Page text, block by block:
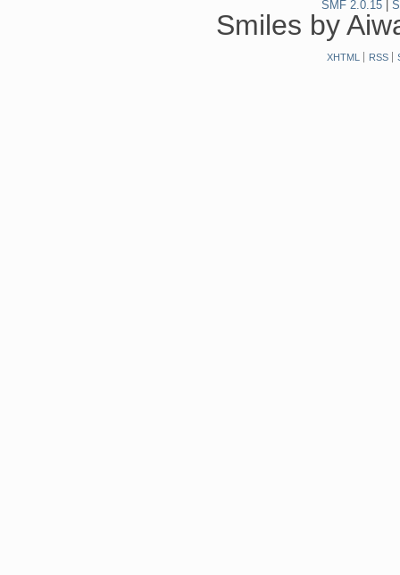
SMF 2.0.15 |
Smiles by
XHTML RSS